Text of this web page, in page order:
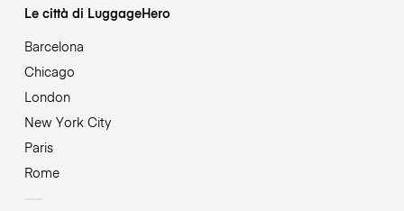
Le città di LuggageHero
Barcelona
Chicago
London
New York City
Paris
Rome